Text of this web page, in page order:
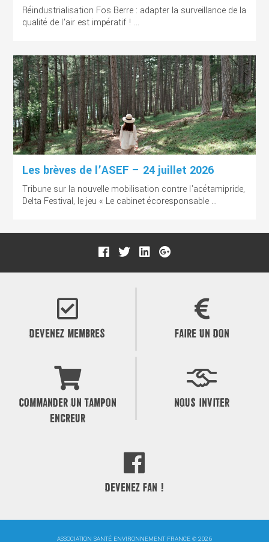
Réindustrialisation Fos Berre : adapter la surveillance de la
qualité de l’air est impératif ! ...
Les brèves de l’ASEF – 24 juillet 2026
Tribune sur la nouvelle mobilisation contre l'acétamipride,
Delta Festival, le jeu « Le cabinet écoresponsable ...
DEVENEZ MEMBRES FAIRE UN DON
COMMANDER UN TAMPON
ENCREUR
NOUS INVITER
DEVENEZ FAN !
ASSOCIATION SANTÉ ENVIRONNEMENT FRANCE © 2026